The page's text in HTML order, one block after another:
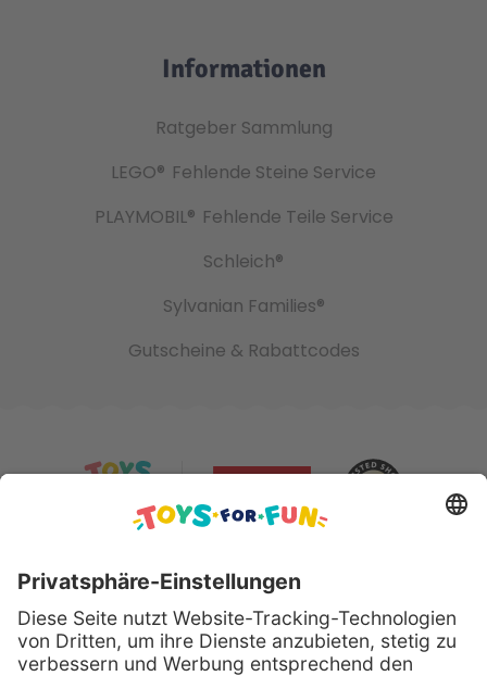
Informationen
Ratgeber Sammlung
LEGO® Fehlende Steine Service
PLAYMOBIL® Fehlende Teile Service
Schleich®
Sylvanian Families®
Gutscheine & Rabattcodes
Sicher bezahlen mit: